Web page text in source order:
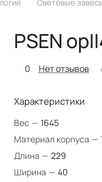
Световые
PSEN
0 Нет отзывов
Характеристики
Вес — 1645
Материал корпуса —
Длина — 229
Ширина — 40